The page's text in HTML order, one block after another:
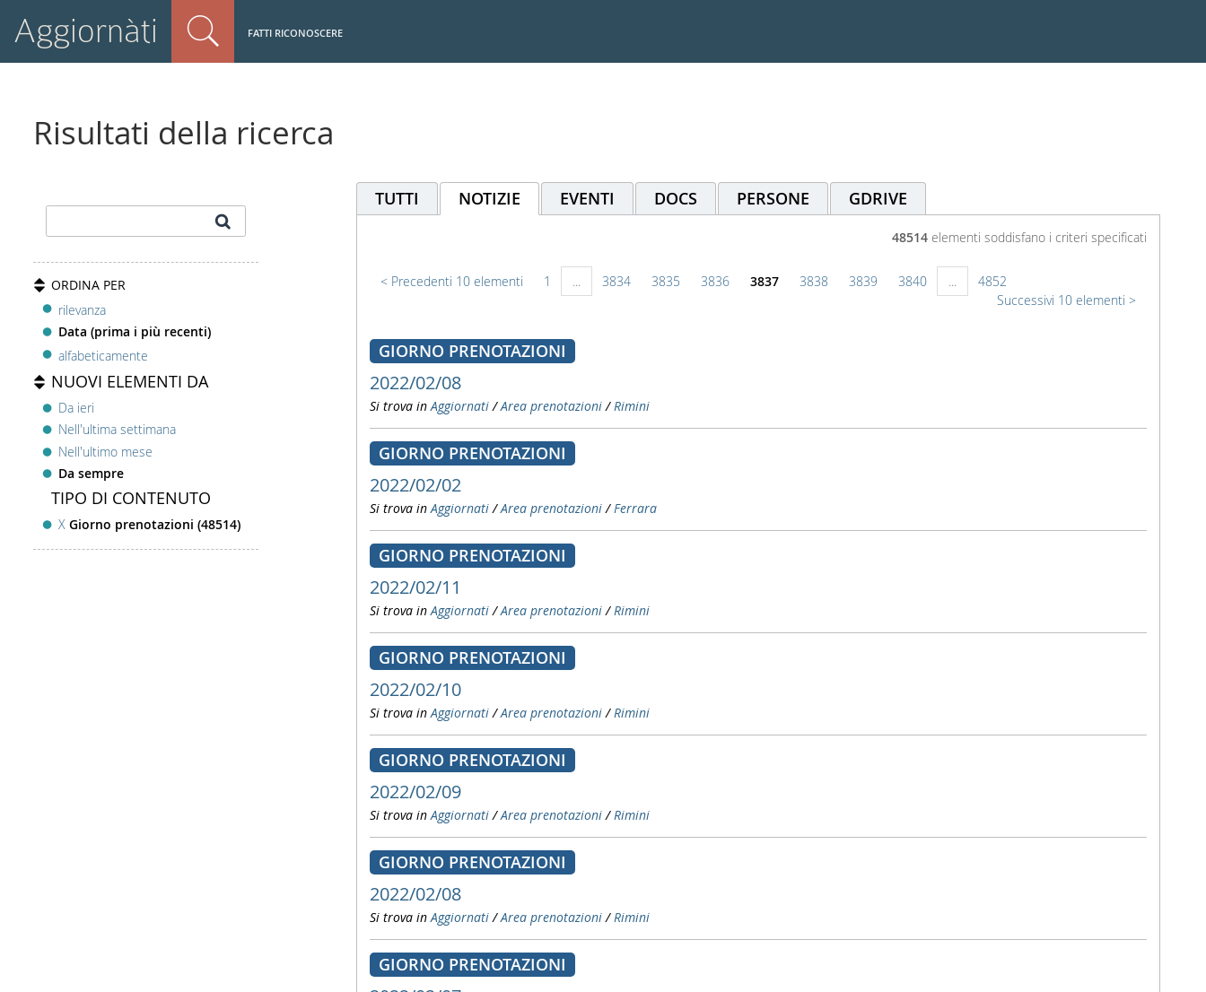
Aggiornàti FATTI RICONOSCERE
Risultati della ricerca
ORDINA PER
rilevanza
Data (prima i più recenti)
alfabeticamente
NUOVI ELEMENTI DA
Da ieri
Nell'ultima settimana
Nell'ultimo mese
Da sempre
TIPO DI CONTENUTO
X Giorno prenotazioni (48514)
TUTTI NOTIZIE EVENTI DOCS PERSONE GDRIVE
48514elementi soddisfano i criteri specificati
Precedenti 10 elementi 1 ... 3834 3835 3836 3837 3838 3839 3840 ...
4852
Successivi 10 elementi
GIORNO PRENOTAZIONI
2022/02/08
Si trova in Aggiornati /Area prenotazioni /Rimini
GIORNO PRENOTAZIONI
2022/02/02
Si trova in Aggiornati /Area prenotazioni /Ferrara
GIORNO PRENOTAZIONI
2022/02/11
Si trova in Aggiornati /Area prenotazioni /Rimini
GIORNO PRENOTAZIONI
2022/02/10
Si trova in Aggiornati /Area prenotazioni /Rimini
GIORNO PRENOTAZIONI
2022/02/09
Si trova in Aggiornati /Area prenotazioni /Rimini
GIORNO PRENOTAZIONI
2022/02/08
Si trova in Aggiornati /Area prenotazioni /Rimini
GIORNO PRENOTAZIONI